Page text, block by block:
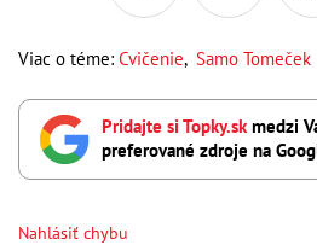
Viac o téme: Cvičenie, Samo Tomeček
Pridajte si Topky.skmedzi
preferované zdroje na
Nahlásiť chybu